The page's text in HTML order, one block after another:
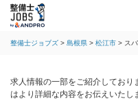
整備士ジョブズ 島根県 松江市 ス
求人情報の一部をご紹介しており
はより詳細な内容をお伝えいたし